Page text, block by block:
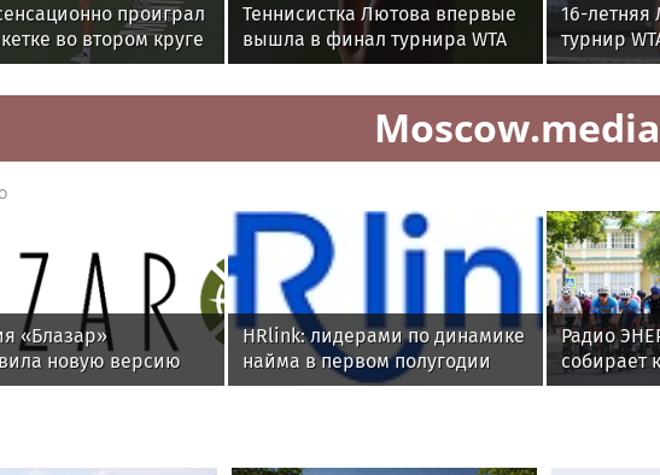
проиграл
во втором круге
в Монреале
Теннисистка Лютова впервые
вышла в финал турнира WTA
250 в Мемфисе
16-
турнир
победил
Moscow.media
«Блазар»
новую версию
сетевого
HRlink: лидерами по динамике
найма в первом полугодии
стали компании из ритейла,
Радио
собирает
Russie в